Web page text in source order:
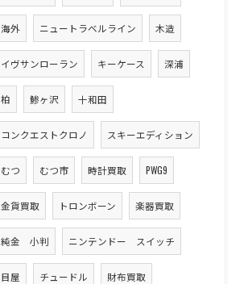
海外 ニュートラベルライン 木造
イヴサンローラン キーケース 深浦
柏 鯵ヶ沢 十和田
コンクエストクロノ スキーエディション
むつ むつ市 時計買取 PWG9
金貨買取 トロンボーン 楽器買取
純金 小判 ニンテンドー スイッチ
目屋 チュードル 財布買取